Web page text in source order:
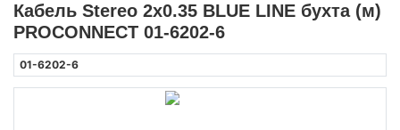
Кабель Stereo 2х0.35 BLUE LINE бухта (м)
PROCONNECT 01-6202-6
01-6202-6